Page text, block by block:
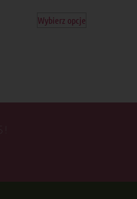
Wybierz opcje